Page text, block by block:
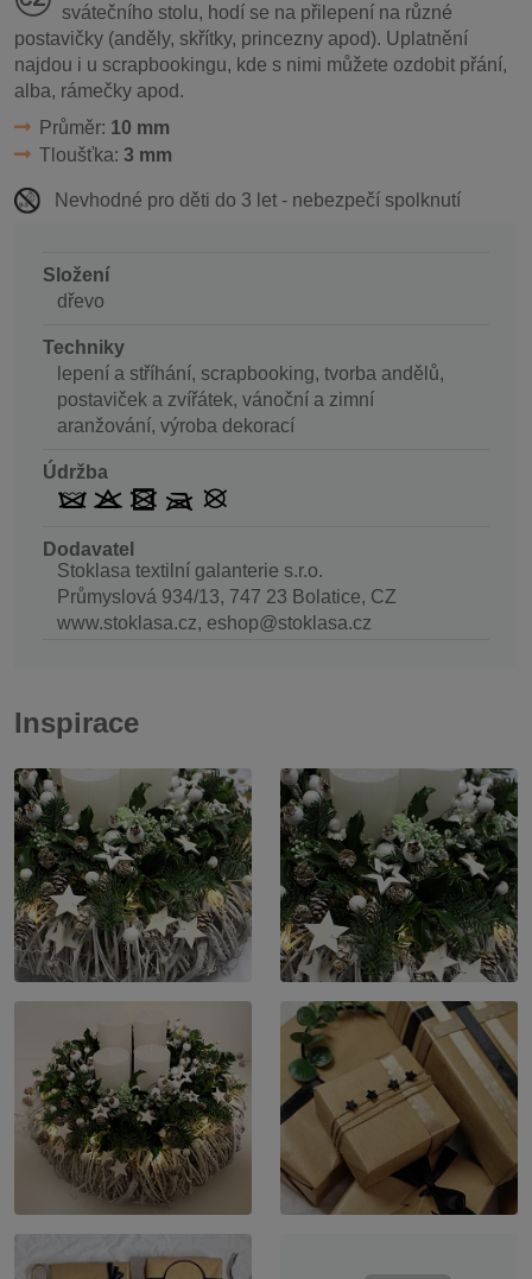
svátečního stolu, hodí se na přilepení na různé
postavičky (anděly, skřítky, princezny apod). Uplatnění
najdou i u scrapbookingu, kde s nimi můžete ozdobit přání,
alba, rámečky apod.
Průměr: 10 mm
Tloušťka: 3 mm
Nevhodné pro děti do 3 let - nebezpečí spolknutí
Složení
dřevo
Techniky
lepení a stříhání, scrapbooking, tvorba andělů,
postaviček a zvířátek, vánoční a zimní
aranžování, výroba dekorací
Údržba
Dodavatel
Stoklasa textilní galanterie s.r.o.
Průmyslová 934/13, 747 23 Bolatice, CZ
www.stoklasa.cz, eshop@stoklasa.cz
Inspirace